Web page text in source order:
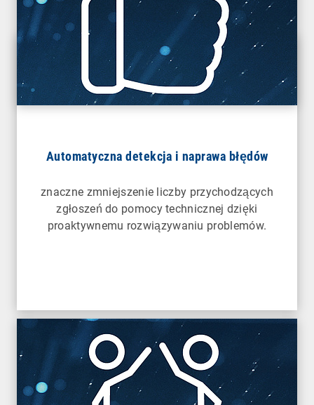
Automatyczna detekcja i naprawa błędów
znaczne zmniejszenie liczby przychodzących
zgłoszeń do pomocy technicznej dzięki
proaktywnemu rozwiązywaniu problemów.